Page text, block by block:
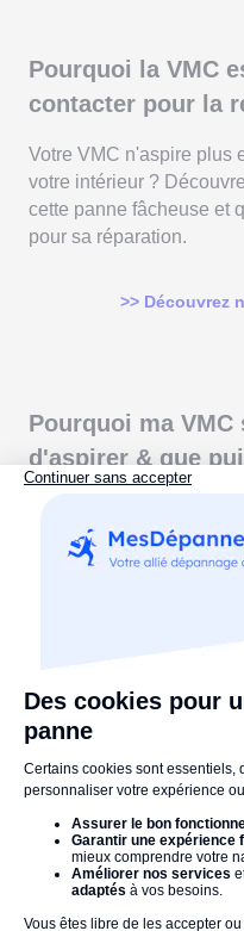
Pourquoi la VMC
contacter pour la
Votre VMC n'aspire plus
votre intérieur ?
cette panne fâcheuse et
pour sa réparation.
>> Découvrez
Pourquoi ma
d'aspirer & que
Quelque chose ne
de ventilation ? Si votre
aspirer, découvrez que
>>
Installation et
tout pour
fonctionnelle et
Installer et entretenir